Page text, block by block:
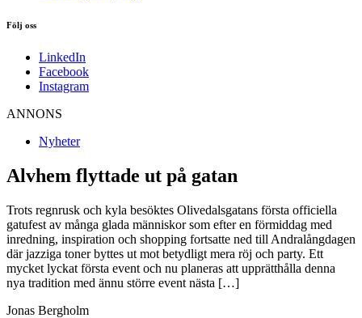
Följ oss
LinkedIn
Facebook
Instagram
ANNONS
Nyheter
Alvhem flyttade ut på gatan
Trots regnrusk och kyla besöktes Olivedalsgatans första officiella
gatufest av många glada människor som efter en förmiddag med
inredning, inspiration och shopping fortsatte ned till Andralångdagen
där jazziga toner byttes ut mot betydligt mera röj och party. Ett
mycket lyckat första event och nu planeras att upprätthålla denna
nya tradition med ännu större event nästa […]
Jonas Bergholm